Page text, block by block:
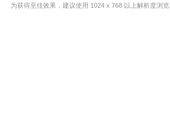
为获得至佳效果，建议使用 1024 x 768 以上解析度浏览